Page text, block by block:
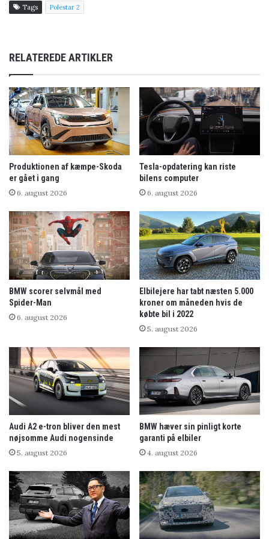
Tags Polestar 2
RELATEREDE ARTIKLER
Produktionen af kæmpe-Skoda
er gået i gang
6. august 2026
Tesla-opdatering kan riste
bilens computer
6. august 2026
BMW scorer selvmål med
Spider-Man
6. august 2026
Elbilejere har tabt næsten 5.000
kroner om måneden hvis de
købte bil i 2022
5. august 2026
Audi A2 e-tron bliver den mest
nøjsomme Audi nogensinde
5. august 2026
BMW hæver sin pinligt korte
garanti på elbiler
4. august 2026